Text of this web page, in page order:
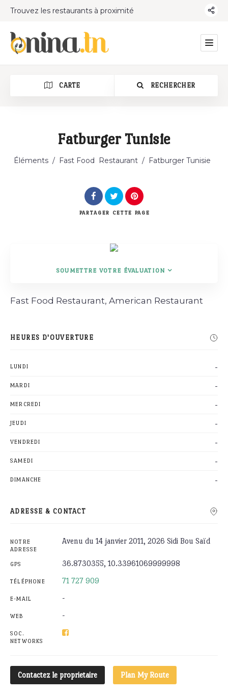
Trouvez les restaurants à proximité
CARTE RECHERCHER
Catégorie
Rechercher
Fatburger Tunisie
Éléments / Fast Food Restaurant / Fatburger Tunisie
PARTAGER CETTE PAGE
SOUMETTRE VOTRE ÉVALUATION
Fast Food Restaurant, American Restaurant
HEURES D'OUVERTURE
LUNDI -
MARDI -
MERCREDI -
JEUDI -
VENDREDI -
SAMEDI -
DIMANCHE -
ADRESSE & CONTACT
NOTRE
ADRESSE
Avenu du 14 janvier 2011, 2026 Sidi Bou Saïd
GPS 36.8730355, 10.33961069999998
TÉLÉPHONE 71 727 909
E-MAIL -
WEB -
SOC.
NETWORKS
Contactez le proprietaire Plan My Route